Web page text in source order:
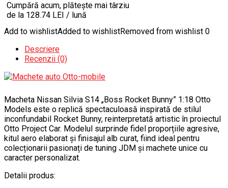
Cumpără acum, plătește mai târziu
de la 128.74 LEI / lună
Add to wishlistAdded to wishlistRemoved from wishlist 0
Descriere
Recenzii (0)
Macheta Nissan Silvia S14 „Boss Rocket Bunny” 1:18 Otto
Models este o replică spectaculoasă inspirată de stilul
inconfundabil Rocket Bunny, reinterpretată artistic în proiectul
Otto Project Car. Modelul surprinde fidel proporțiile agresive,
kitul aero elaborat și finisajul alb curat, fiind ideal pentru
colecționarii pasionați de tuning JDM și machete unice cu
caracter personalizat.
Detalii produs: